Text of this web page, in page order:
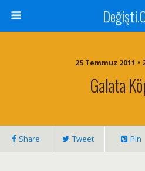
25 Temmuz 2011 •
Galata
Share Tweet Pin